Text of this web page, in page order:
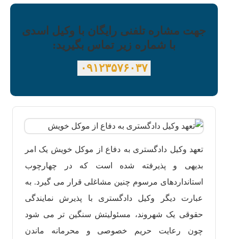
جهت مشاره تلفنی رایگان با وکیل اسدی
با شماره زیر تماس بگیرید:
۰۹۱۲۳۵۷۶۰۳۷
تعهد وکیل دادگستری به دفاع از موکل خویش یک امر
بدیهی و پذیرفته شده است که در چهارچوب
استانداردهای مرسوم چنین مشاغلی قرار می گیرد. به
عبارت دیگر وکیل دادگستری با پذیرش نمایندگی
حقوقی یک شهروند، مسئولیتش سنگین تر می شود
چون رعایت حریم خصوصی و محرمانه ماندن